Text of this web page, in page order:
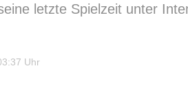
letzte Spielzeit unter
Uhr